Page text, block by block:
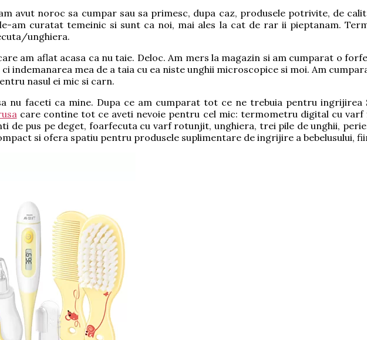
avut noroc sa cumpar sau sa primesc, dupa caz, produsele potrivite, de
am curatat temeinic si sunt ca noi, mai ales la cat de rar ii pieptanam.
unghiera.
am aflat acasa ca nu taie. Deloc. Am mers la magazin si am cumparat o
indemanarea mea de a taia cu ea niste unghii microscopice si moi. Am
nasul ei mic si carn.
nu faceti ca mine. Dupa ce am cumparat tot ce ne trebuia pentru
care contine tot ce aveti nevoie pentru cel mic: termometru digital cu
de pus pe deget, foarfecuta cu varf rotunjit, unghiera, trei pile de unghii,
si ofera spatiu pentru produsele suplimentare de ingrijire a bebelusului,